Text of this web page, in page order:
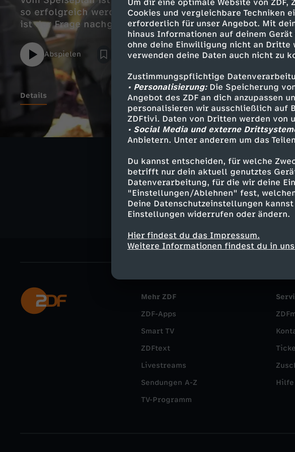
Um dir eine optimale Website von ZDF,
Cookies und vergleichbare Techniken
erforderlich für unser Angebot. Mit
hinaus Informationen auf deinem
ohne deine Einwilligung nicht an
verwenden deine Daten auch nicht zu
Zustimmungspflichtige
• Personalisierung:Die Speicherung
Angebot des ZDF an dich anzupassen
personalisieren wir ausschließlich auf
ZDFtivi. Daten von Dritten werden von
• Social Media und externe
Anbietern. Unter anderem um das
Du kannst entscheiden, für welche
betrifft nur dein aktuell genutztes
Datenverarbeitung, für die wir deine
"Einstellungen/Ablehnen" fest,
Deine Datenschutzeinstellungen
Einstellungen widerrufen oder ändern.
Hier findest du das Impressum.
Weitere Informationen findest du in
so erfolgreich werden? Forum am Freitag-Moderator
ist der Frage nachgegangen.
Abspielen
Details
Ähnliche Inhalte
Gesellschaft Reportage
Forum am Freitag
Mehr ZDF
ZDF-Apps
Smart TV
ZDFtext
Livestreams
Sendungen A-Z
TV-Programm
Hilfe